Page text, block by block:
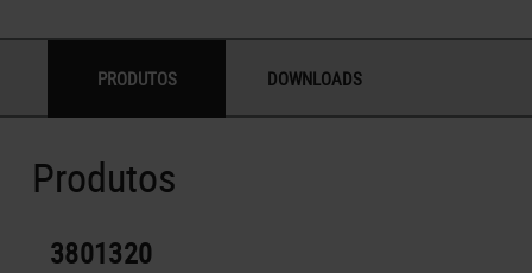
PRODUTOS DOWNLOADS
Produtos
3801320